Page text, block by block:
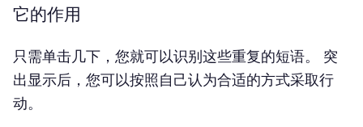
它的作用
只需单击几下，您就可以识别这些重复的短语。 突
出显示后，您可以按照自己认为合适的方式采取行
动。